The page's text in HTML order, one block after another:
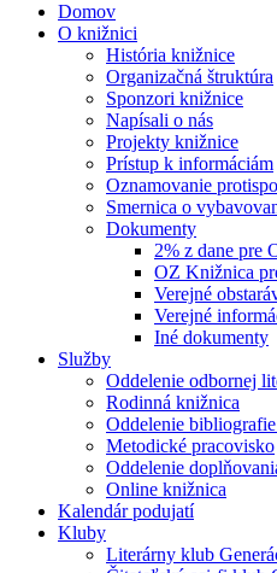
Domov
O knižnici
História knižnice
Organizačná štruktúra
Sponzori knižnice
Napísali o nás
Projekty knižnice
Prístup k informáciám
Oznamovanie
Smernica o
Dokumenty
2% z dane pre
OZ Knižnica
Verejné
Verejné
Iné dokumenty
Služby
Oddelenie odbornej
Rodinná knižnica
Oddelenie
Metodické pracovisko
Oddelenie
Online knižnica
Kalendár podujatí
Kluby
Literárny klub